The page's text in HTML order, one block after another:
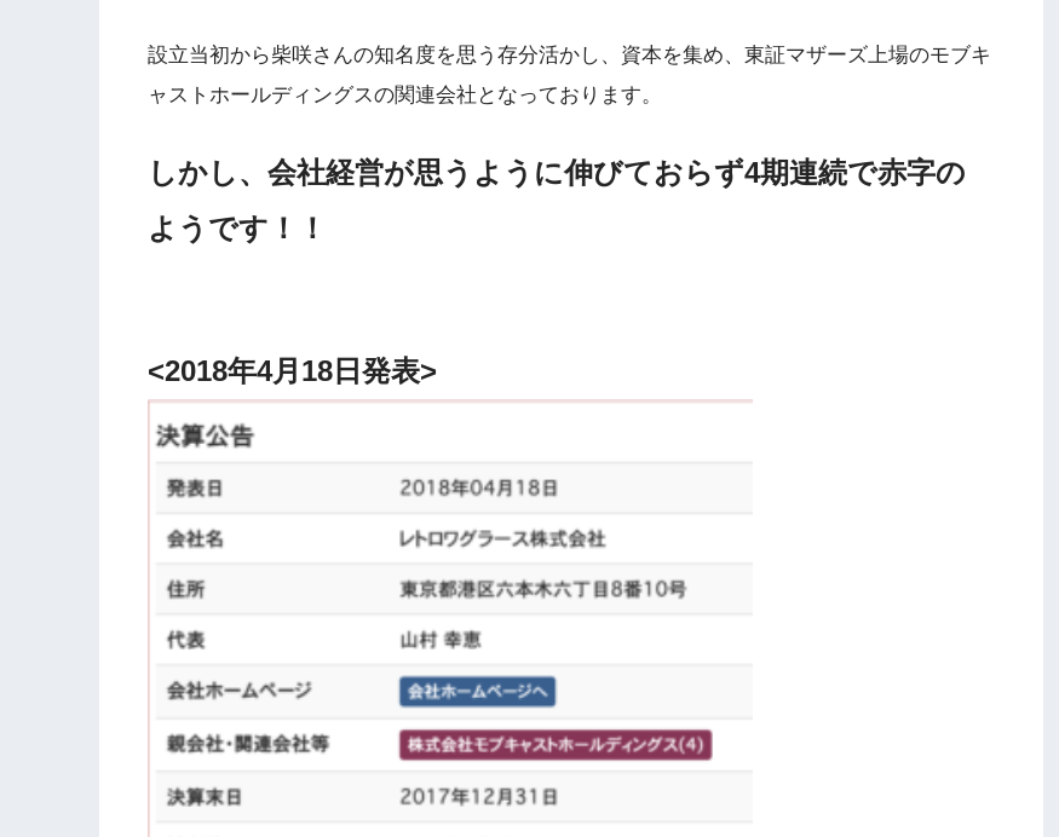
設立当初から柴咲さんの知名度を思う存分活かし、資本を集め、東証マザーズ上場のモブキ
ャストホールディングスの関連会社となっております。
しかし、会社経営が思うように伸びておらず4期連続で赤字の
ようです！！
<2018年4月18日発表>